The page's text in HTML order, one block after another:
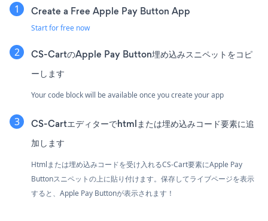
Create a Free Apple Pay Button App
Start for free now
CS-CartのApple Pay Button埋め込みスニペットをコピ
ーします
Your code block will be available once you create your app
CS-Cartエディターでhtmlまたは埋め込みコード要素に追
加します
Htmlまたは埋め込みコードを受け入れるCS-Cart要素にApple Pay
Buttonスニペットの上に貼り付けます。保存してライブページを表示
すると、Apple Pay Buttonが表示されます！